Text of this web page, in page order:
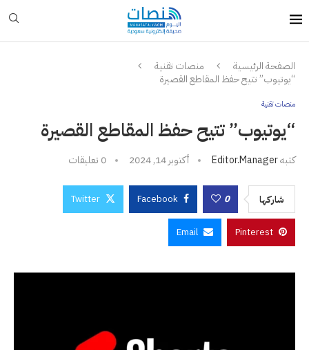
الصفحة الرئيسية
منصات تقنية
“يوتيوب” تتيح حفظ المقاطع القصيرة
منصات تقنية
“يوتيوب” تتيح حفظ المقاطع القصيرة
كتبهEditor.manager أكتوبر 14, 2024 0 تعليقات
شاركها 0
Facebook
Twitter
Pinterest
Email